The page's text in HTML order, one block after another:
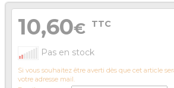
10,60€ TTC
Pas en stock
Si vous souhaitez être averti dès que cet article
votre adresse mail.